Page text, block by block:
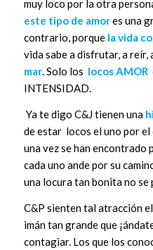
muy loco por la otra
este tipo de amores una
contrario, porque la vida
vida sabe a disfrutar, a reír,
mar. Solo los locos AMOR
INTENSIDAD.
Ya te digo C&J tienen una
de estar locos el uno por el
una vez se han encontrado
cada uno ande por su
una locura tan bonita no se
C&P sienten tal atracción
imán tan grande que
contagiar. Los que los